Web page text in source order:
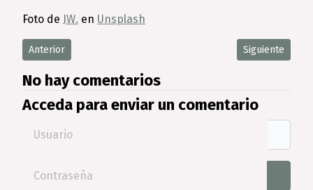
Foto de JW. en Unsplash
Artículo anterior: Diseño práctico y funcional de habitación
Anterior Artículo
Siguiente
No hay comentarios
Acceda para enviar un comentario
Usuario
Contraseña